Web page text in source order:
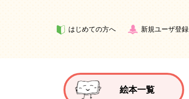
はじめての方へ 新規ユーザ登録
絵本一覧